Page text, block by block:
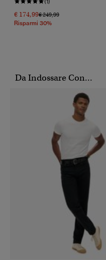
€ 174,99Prezzo Ridotto Da
€ 249,99A
Risparmi 30%
Da Indossare Con...